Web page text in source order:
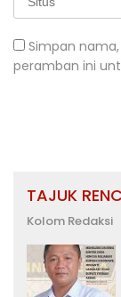
Simpan
peramban ini
TAJUK
Kolom Redaksi